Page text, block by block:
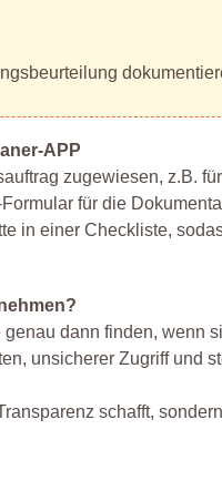
APP
zugewiesen, z.B.
für die
in einer Checkliste,
dann finden, wenn
unsicherer Zugriff und
schafft,